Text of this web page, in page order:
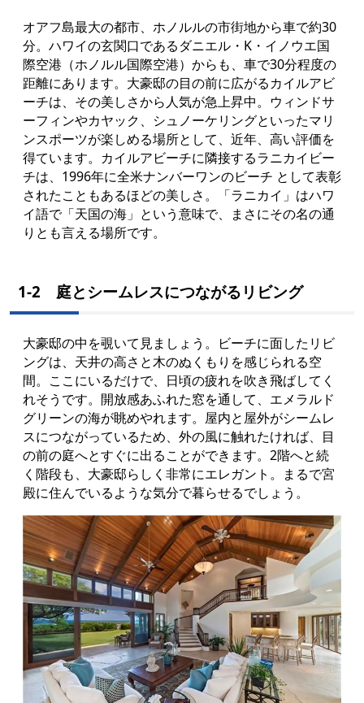
オアフ島最大の都市、ホノルルの市街地から車で約30
分。ハワイの玄関口であるダニエル・K・イノウエ国
際空港（ホノルル国際空港）からも、車で30分程度の
距離にあります。大豪邸の目の前に広がるカイルアビ
ーチは、その美しさから人気が急上昇中。ウィンドサ
ーフィンやカヤック、シュノーケリングといったマリ
ンスポーツが楽しめる場所として、近年、高い評価を
得ています。カイルアビーチに隣接するラニカイビー
チは、1996年に全米ナンバーワンのビーチ として表彰
されたこともあるほどの美しさ。「ラニカイ」はハワ
イ語で「天国の海」という意味で、まさにその名の通
りとも言える場所です。
1-2 庭とシームレスにつながるリビング
大豪邸の中を覗いて見ましょう。ビーチに面したリビ
ングは、天井の高さと木のぬくもりを感じられる空
間。ここにいるだけで、日頃の疲れを吹き飛ばしてく
れそうです。開放感あふれた窓を通して、エメラルド
グリーンの海が眺めやれます。屋内と屋外がシームレ
スにつながっているため、外の風に触れたければ、目
の前の庭へとすぐに出ることができます。2階へと続
く階段も、大豪邸らしく非常にエレガント。まるで宮
殿に住んでいるような気分で暮らせるでしょう。